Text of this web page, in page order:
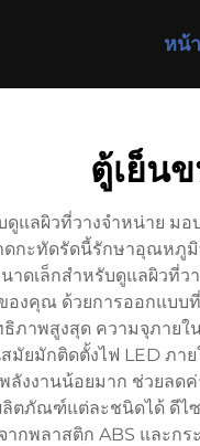
หน้
ตู้เย็น
ดูแลผิวที่วางจำหน่าย
ดกะทัดรัดนี้รักษาอุณหภูมิ
าดเล็กสำหรับดูแลผิวที่
งคุณ ด้วยการออกแบบที่
ภาพสูงสุด ความจุภายใ
ยมักติดตั้งไฟ LED ภาย
ลังงานน้อยมาก ช่วยลด
ลิตภัณฑ์แต่ละชนิดได้ ดีไ
ากพลาสติก ABS และก